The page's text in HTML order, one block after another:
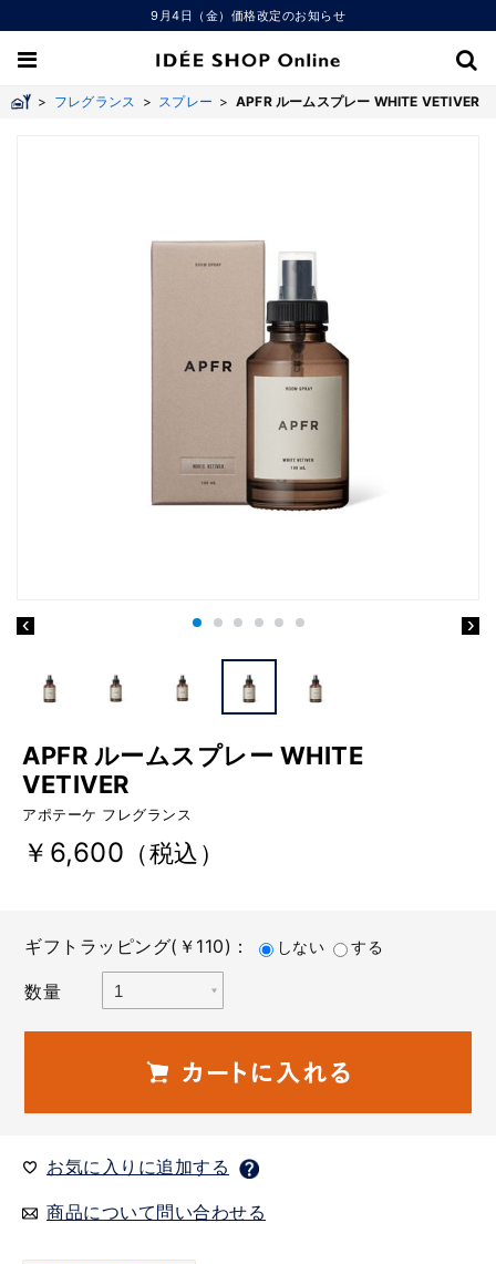
9月4日（金）価格改定のお知らせ
> フレグランス > スプレー >APFR ルームスプレー WHITE VETIVER
APFR ルームスプレー WHITE
VETIVER
アポテーケ フレグランス
￥6,600 （税込）
ギフトラッピング(￥110)： しない する
数量
お気に入りに追加する
商品について問い合わせる